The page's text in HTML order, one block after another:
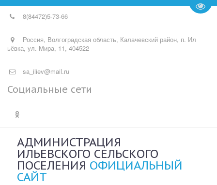
8(84472)5-73-66
Россия, Волгоградская область, Калачевский район, п. Ил
ьёвка, ул. Мира, 11, 404522
sa_iliev@mail.ru
Социальные сети
АДМИНИСТРАЦИЯ
ИЛЬЕВСКОГО СЕЛЬСКОГО
ПОСЕЛЕНИЯ ОФИЦИАЛЬНЫЙ
САЙТ